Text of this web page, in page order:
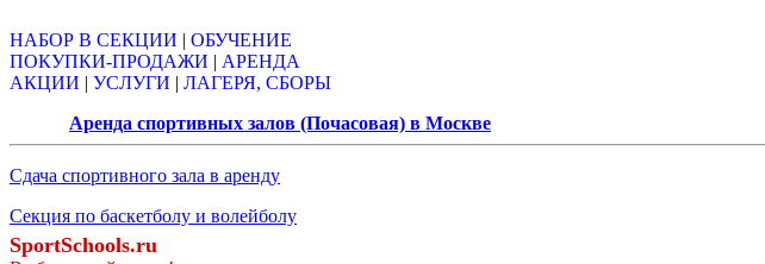
НАБОР В СЕКЦИИ | ОБУЧЕНИЕ
ПОКУПКИ-ПРОДАЖИ | АРЕНДА
АКЦИИ | УСЛУГИ | ЛАГЕРЯ, СБОРЫ
Аренда спортивных залов (Почасовая) в Москве
Сдача спортивного зала в аренду
Секция по баскетболу и волейболу
SportSchools.ru